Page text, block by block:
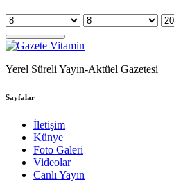
Yerel Süreli Yayın-Aktüel Gazetesi
Sayfalar
İletişim
Künye
Foto Galeri
Videolar
Canlı Yayın